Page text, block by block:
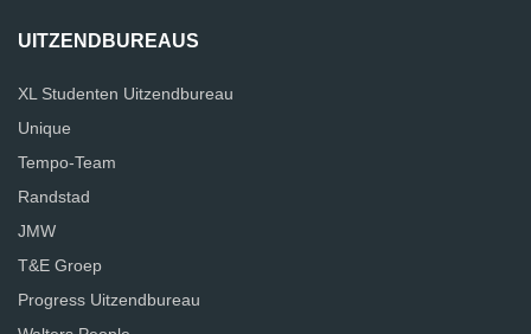
UITZENDBUREAUS
XL Studenten Uitzendbureau
Unique
Tempo-Team
Randstad
JMW
T&E Groep
Progress Uitzendbureau